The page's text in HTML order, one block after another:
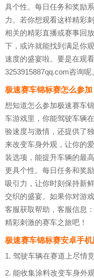
具个性。每日任务和奖励
力。若你想观看这样精彩
相关的精彩直播或赛事回
下，或许就能找到满足你
速度的盛宴啦。要是在观
3253915887qq.com咨询呢
极速赛车锦标赛怎么参加
想知道怎么参加极速赛车
车游戏里，你能驾驶车辆
验速度与激情，还提供了
来改变车身外观，让你的
装选项，能提升车辆的最
更具个性。每日任务和奖
吸引力，让你时刻保持新
交织的盛宴。如果你对游
客服获取帮助，客服信息
精彩刺激的赛车之旅吧！
极速赛车锦标赛安卓手
1. 驾驶车辆在赛道上尽情
2. 能收集涂料改变车身外观